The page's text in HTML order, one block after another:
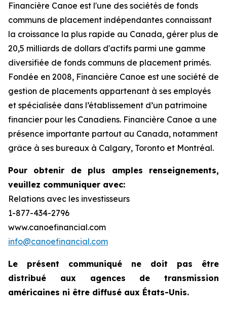
Financière Canoe est l'une des sociétés de fonds
communs de placement indépendantes connaissant
la croissance la plus rapide au Canada, gérer plus de
20,5 milliards de dollars d'actifs parmi une gamme
diversifiée de fonds communs de placement primés.
Fondée en 2008, Financière Canoe est une société de
gestion de placements appartenant à ses employés
et spécialisée dans l’établissement d’un patrimoine
financier pour les Canadiens. Financière Canoe a une
présence importante partout au Canada, notamment
grâce à ses bureaux à Calgary, Toronto et Montréal.
Pour obtenir de plus amples renseignements,
veuillez communiquer avec:
Relations avec les investisseurs
1-877-434-2796
www.canoefinancial.com
info@canoefinancial.com
Le présent communiqué ne doit pas être
distribué aux agences de transmission
américaines ni être diffusé aux États-Unis.